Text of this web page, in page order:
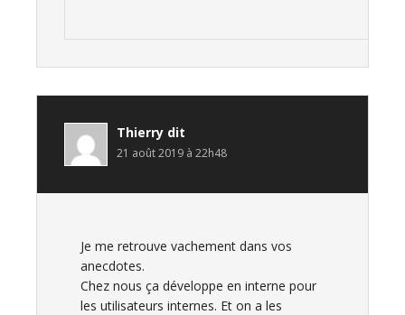
Thierry dit
21 août 2019 à 22h48
Je me retrouve vachement dans vos
anecdotes.
Chez nous ça développe en interne pour
les utilisateurs internes. Et on a les